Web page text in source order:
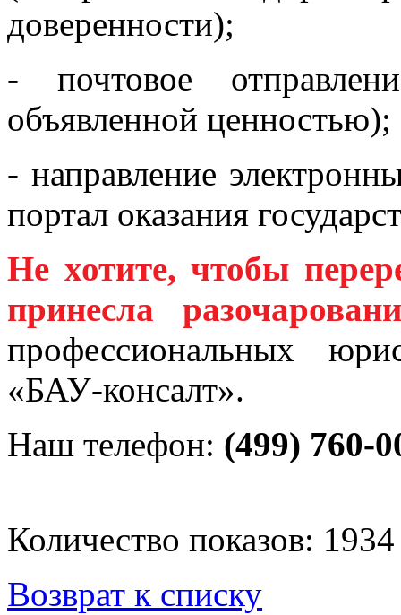
доверенности);
- почтовое
объявленной ценностью);
- направление
портал оказания
Не хотите, чтобы
принесла
профессиональных
«БАУ-консалт».
Наш телефон: (499) 760-
Количество показов: 1934
Возврат к списку